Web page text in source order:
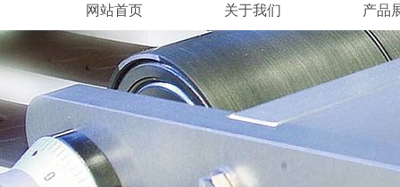
网站首页 关于我们 产品